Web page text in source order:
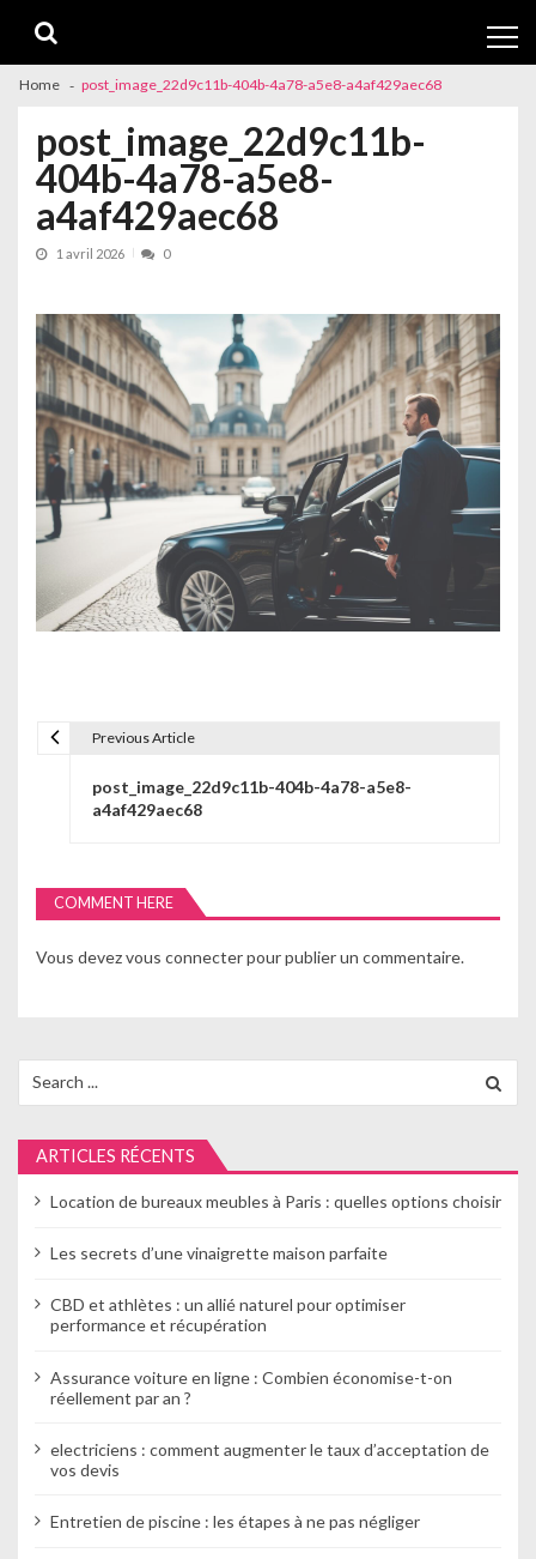
navigation
content
Home post_image_22d9c11b-404b-4a78-a5e8-a4af429aec68
post_image_22d9c11b-
404b-4a78-a5e8-
a4af429aec68
1 avril 2026 0
i
g
a
i
o
n
d
’
t
c
Previous Article
post_image_22d9c11b-404b-4a78-a5e8-
a4af429aec68
COMMENT HERE
Vous devezvous connecterpour publier un commentaire.
for:
ARTICLES RÉCENTS
Location de bureaux meubles à Paris : quelles options choisir
Les secrets d’une vinaigrette maison parfaite
CBD et athlètes : un allié naturel pour optimiser
performance et récupération
Assurance voiture en ligne : Combien économise-t-on
réellement par an ?
electriciens : comment augmenter le taux d’acceptation de
vos devis
Entretien de piscine : les étapes à ne pas négliger